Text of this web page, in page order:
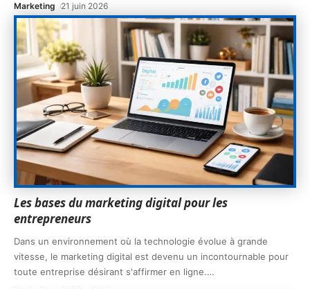
Marketing 21 juin 2026
Les bases du marketing digital pour les
entrepreneurs
Dans un environnement où la technologie évolue à grande
vitesse, le marketing digital est devenu un incontournable pour
toute entreprise désirant s'affirmer en ligne.…